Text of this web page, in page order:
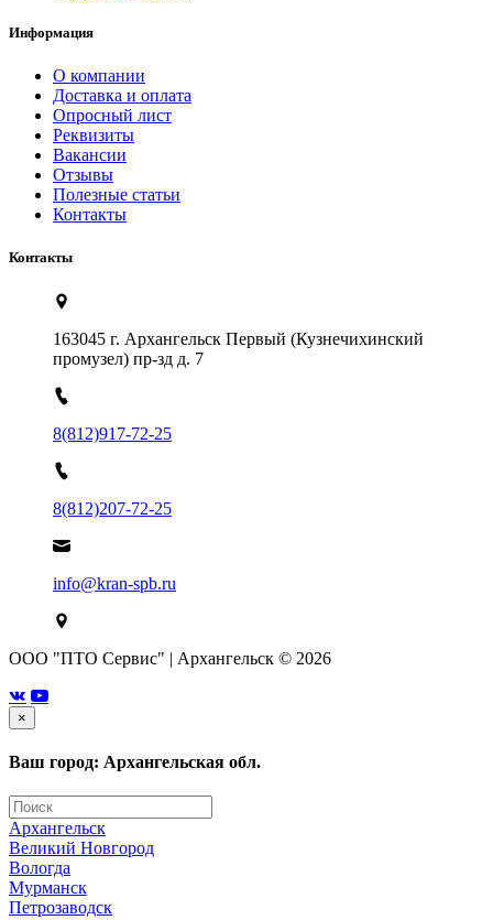
Информация
О компании
Доставка и оплата
Опросный лист
Реквизиты
Вакансии
Отзывы
Полезные статьи
Контакты
Контакты
163045 г. Архангельск Первый (Кузнечихинский
промузел) пр-зд д. 7
8(812)917-72-25
8(812)207-72-25
info@kran-spb.ru
ООО "ПТО Сервис" | Архангельск © 2026
×
Ваш город: Архангельская обл.
Архангельск
Великий Новгород
Вологда
Мурманск
Петрозаводск